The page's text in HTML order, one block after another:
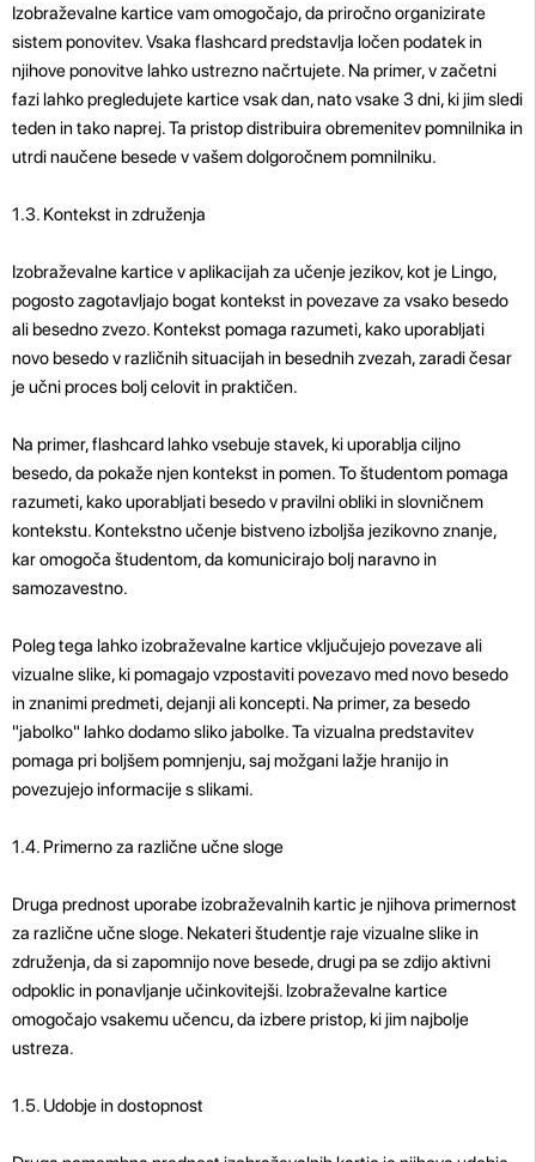
Izobraževalne kartice vam omogočajo, da priročno organizirate
sistem ponovitev. Vsaka flashcard predstavlja ločen podatek in
njihove ponovitve lahko ustrezno načrtujete. Na primer, v začetni
fazi lahko pregledujete kartice vsak dan, nato vsake 3 dni, ki jim sledi
teden in tako naprej. Ta pristop distribuira obremenitev pomnilnika in
utrdi naučene besede v vašem dolgoročnem pomnilniku.
1.3. Kontekst in združenja
Izobraževalne kartice v aplikacijah za učenje jezikov, kot je Lingo,
pogosto zagotavljajo bogat kontekst in povezave za vsako besedo
ali besedno zvezo. Kontekst pomaga razumeti, kako uporabljati
novo besedo v različnih situacijah in besednih zvezah, zaradi česar
je učni proces bolj celovit in praktičen.
Na primer, flashcard lahko vsebuje stavek, ki uporablja ciljno
besedo, da pokaže njen kontekst in pomen. To študentom pomaga
razumeti, kako uporabljati besedo v pravilni obliki in slovničnem
kontekstu. Kontekstno učenje bistveno izboljša jezikovno znanje,
kar omogoča študentom, da komunicirajo bolj naravno in
samozavestno.
Poleg tega lahko izobraževalne kartice vključujejo povezave ali
vizualne slike, ki pomagajo vzpostaviti povezavo med novo besedo
in znanimi predmeti, dejanji ali koncepti. Na primer, za besedo
"jabolko" lahko dodamo sliko jabolke. Ta vizualna predstavitev
pomaga pri boljšem pomnjenju, saj možgani lažje hranijo in
povezujejo informacije s slikami.
1.4. Primerno za različne učne sloge
Druga prednost uporabe izobraževalnih kartic je njihova primernost
za različne učne sloge. Nekateri študentje raje vizualne slike in
združenja, da si zapomnijo nove besede, drugi pa se zdijo aktivni
odpoklic in ponavljanje učinkovitejši. Izobraževalne kartice
omogočajo vsakemu učencu, da izbere pristop, ki jim najbolje
ustreza.
1.5. Udobje in dostopnost